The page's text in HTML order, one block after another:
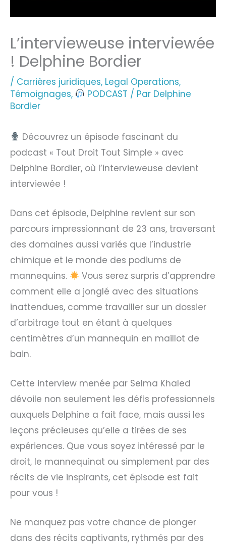
L’intervieweuse interviewée
! Delphine Bordier
/ Carrières juridiques, Legal Operations,
Témoignages, PODCAST / Par Delphine
Bordier
Découvrez un épisode fascinant du
podcast « Tout Droit Tout Simple » avec
Delphine Bordier, où l’intervieweuse devient
interviewée !
Dans cet épisode, Delphine revient sur son
parcours impressionnant de 23 ans, traversant
des domaines aussi variés que l’industrie
chimique et le monde des podiums de
mannequins.
Vous serez surpris d’apprendre
comment elle a jonglé avec des situations
inattendues, comme travailler sur un dossier
d’arbitrage tout en étant à quelques
centimètres d’un mannequin en maillot de
bain.
Cette interview menée par Selma Khaled
dévoile non seulement les défis professionnels
auxquels Delphine a fait face, mais aussi les
leçons précieuses qu’elle a tirées de ses
expériences. Que vous soyez intéressé par le
droit, le mannequinat ou simplement par des
récits de vie inspirants, cet épisode est fait
pour vous !
Ne manquez pas votre chance de plonger
dans des récits captivants, rythmés par des